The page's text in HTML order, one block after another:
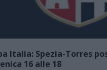
Italia: Spezia-Torres
16 alle 18